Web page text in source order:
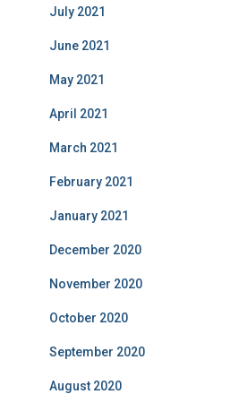
July 2021
June 2021
May 2021
April 2021
March 2021
February 2021
January 2021
December 2020
November 2020
October 2020
September 2020
August 2020